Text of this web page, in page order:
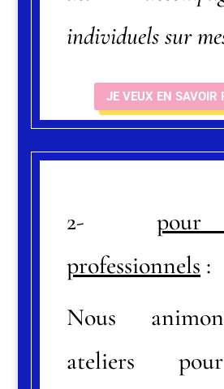
individuels sur
JE VEUX EN SAVOIR
2-
professionnels :
Nous animon
ateliers